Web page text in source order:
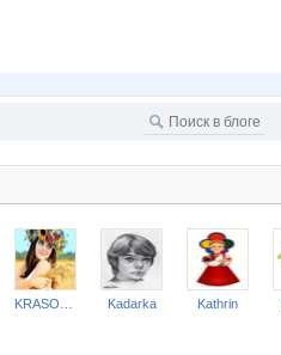
Kadarka Kathrin